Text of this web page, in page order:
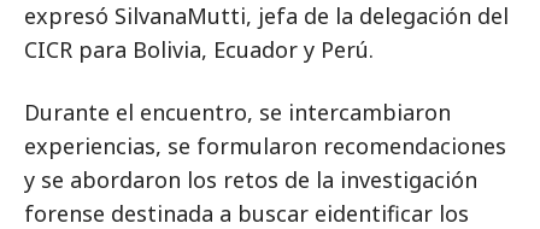
expresó SilvanaMutti, jefa de la delegación del
CICR para Bolivia, Ecuador y Perú.
Durante el encuentro, se intercambiaron
experiencias, se formularon recomendaciones
y se abordaron los retos de la investigación
forense destinada a buscar eidentificar los